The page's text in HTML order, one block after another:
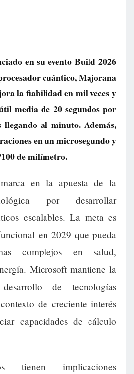
en su evento Build 2026
cuántico, Majorana
la fiabilidad en mil veces y
media de 20 segundos por
llegando al minuto. Además,
en un microsegundo y
de milímetro.
en la apuesta de la
por desarrollar
escalables. La meta es
en 2029 que pueda
complejos en salud,
Microsoft mantiene la
de tecnologías
de creciente interés
capacidades de cálculo
tienen implicaciones